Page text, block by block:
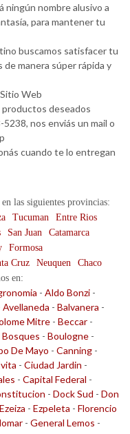
ningún nombre alusivo a
para mantener tu
buscamos satisfacer tu
manera súper rápida y
Web
deseados
nos enviás un mail o
cuando te lo entregan
las siguientes provincias:
Tucuman
Entre Rios
San Juan
Catamarca
Formosa
Cruz Neuquen
Chaco
en:
- Aldo Bonzi -
Avellaneda - Balvanera -
Mitre - Beccar -
Bosques - Boulogne -
De Mayo - Canning -
- Ciudad Jardin -
- Capital Federal -
- Dock Sud - Don
Ezeiza - Ezpeleta - Florencio
- General Lemos -